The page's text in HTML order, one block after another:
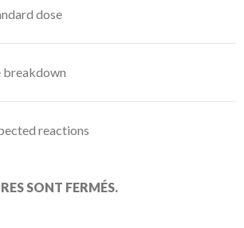
dose
breakdown
reactions
SONT FERMÉS.